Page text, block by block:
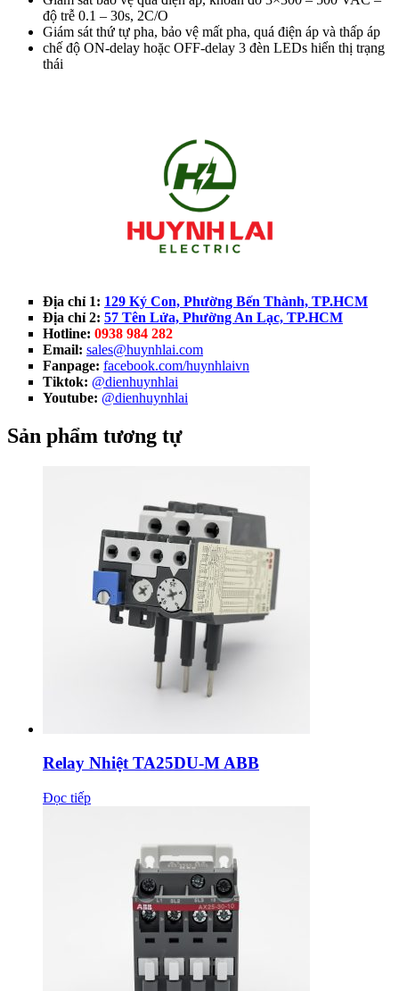
độ trễ 0.1 – 30s, 2C/O
Giám sát thứ tự pha, bảo vệ mất pha, quá điện áp và thấp áp
chế độ ON-delay hoặc OFF-delay 3 đèn LEDs hiển thị trạng
thái
Địa chỉ 1: 129 Ký Con, Phường Bến Thành, TP.HCM
Địa chỉ 2: 57 Tên Lửa, Phường An Lạc, TP.HCM
Hotline: 0938 984 282
Email: sales@huynhlai.com
Fanpage: facebook.com/huynhlaivn
Tiktok: @dienhuynhlai
Youtube: @dienhuynhlai
Sản phẩm tương tự
Relay Nhiệt TA25DU-M ABB
Đọc tiếp